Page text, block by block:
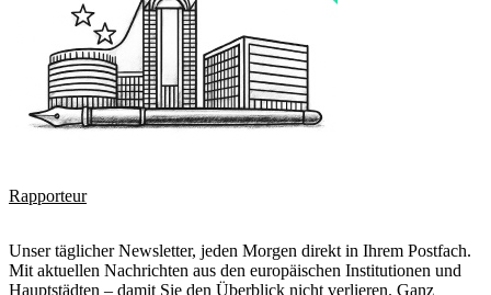
Rapporteur
Unser täglicher Newsletter, jeden Morgen direkt in Ihrem Postfach.
Mit aktuellen Nachrichten aus den europäischen Institutionen und
Hauptstädten – damit Sie den Überblick nicht verlieren. Ganz